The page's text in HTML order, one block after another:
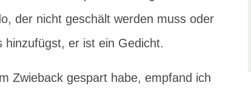
der nicht geschält werden muss oder
hinzufügst, er ist ein Gedicht.
Zwieback gespart habe, empfand ich